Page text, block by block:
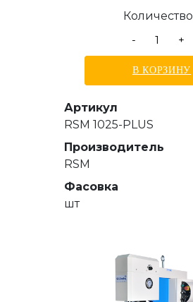
Количество
-
+
В КОРЗИНУ
Артикул
RSM 1025-PLUS
Производитель
RSM
Фасовка
шт